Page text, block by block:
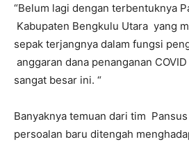
“Belum lagi dengan terbentuknya
Kabupaten Bengkulu Utara yang
sepak terjangnya dalam fungsi
anggaran dana penanganan
sangat besar ini. “
Banyaknya temuan dari tim
persoalan baru ditengah